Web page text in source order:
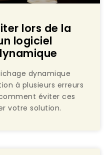
lors de la
logiciel
dynamique
à plusieurs erreurs
éviter ces
votre solution.